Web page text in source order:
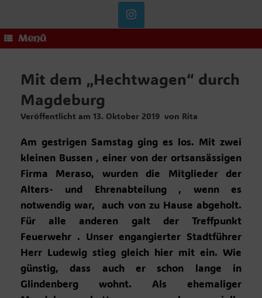
Menü
Mit dem „Hechtwagen“ durch
Magdeburg
Veröffentlicht am 13. Oktober 2019 von Rita
Am gestrigen Samstag ging es los. Mit zwei
kleinen Bussen , einer von der ortsansässigen
Firma Meraso, wurden die Mitglieder der
Alters- und Ehrenabteilung , wenn es
notwendig war, auch von zu Hause abgeholt.
Für alle anderen galt der Treffpunkt
Feuerwehr . Unser engangierter Stadtführer
Herr Ludewig stieg gleich hier mit ein. Wie
günstig, dass auch er schon lange in
Glindenberg wohnt. Als ehemaliger